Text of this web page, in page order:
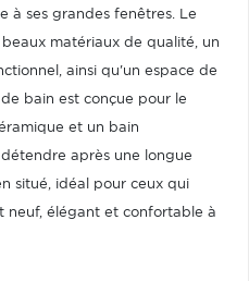
à ses grandes fenêtres. Le
matériaux de qualité, un
ainsi qu'un espace de
bain est conçue pour le
et un bain
après une longue
situé, idéal pour ceux qui
neuf, élégant et confortable à